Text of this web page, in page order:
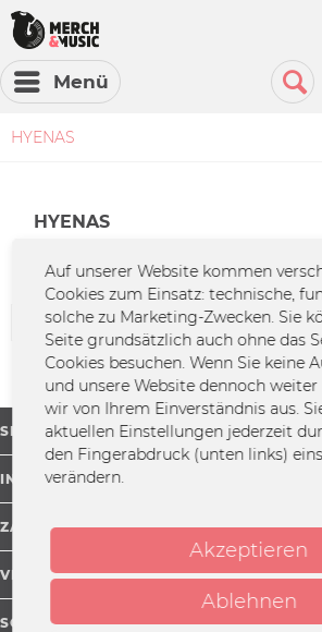
Menü
HYENAS
HYENAS
SHOP SERVICE
INFORMATIONEN
ZAHLUNGSARTEN
VERSAND
SOCIAL MEDIA
Auf unserer Website kommen
Cookies zum Einsatz: technische,
solche zu Marketing-Zwecken. Sie
Seite grundsätzlich auch ohne das
Cookies besuchen. Wenn Sie keine
und unsere Website dennoch
wir von Ihrem Einverständnis aus.
aktuellen Einstellungen jederzeit
den Fingerabdruck (unten links)
verändern.
Akzeptieren
Ablehnen